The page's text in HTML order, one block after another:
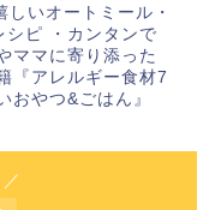
いオートミール・
シピ ・カンタンで
ママに寄り添った
『アレルギー食材7
おやつ&ごはん』